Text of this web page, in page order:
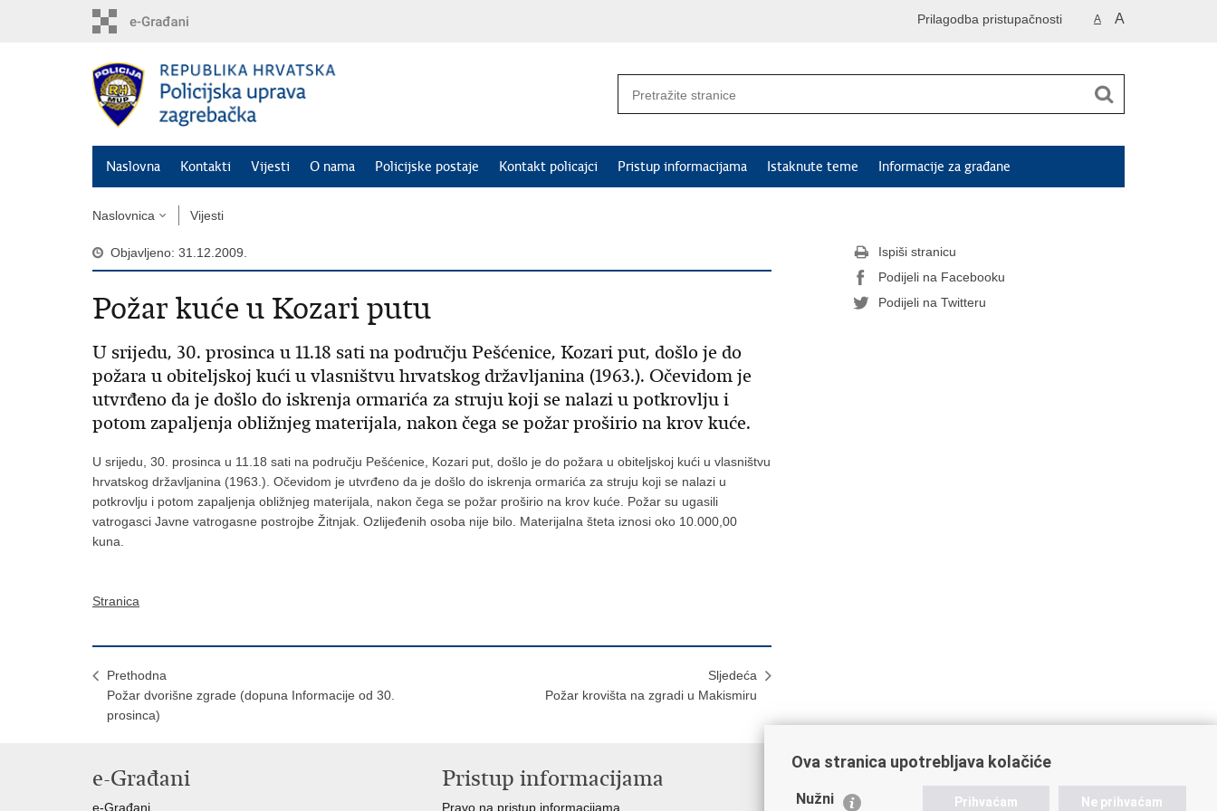
A A
Prilagodba pristupačnosti
Naslovna Kontakti Vijesti O nama Policijske postaje Kontakt policajci Pristup informacijama Istaknute teme Informacije za građane
Naslovnica Vijesti
Objavljeno: 31.12.2009.
Požar kuće u Kozari putu
U srijedu, 30. prosinca u 11.18 sati na području Pešćenice, Kozari put, došlo je do
požara u obiteljskoj kući u vlasništvu hrvatskog državljanina (1963.). Očevidom je
utvrđeno da je došlo do iskrenja ormarića za struju koji se nalazi u potkrovlju i
potom zapaljenja obližnjeg materijala, nakon čega se požar proširio na krov kuće.
U srijedu, 30. prosinca u 11.18 sati na području Pešćenice, Kozari put, došlo je do požara u obiteljskoj kući u vlasništvu
hrvatskog državljanina (1963.). Očevidom je utvrđeno da je došlo do iskrenja ormarića za struju koji se nalazi u
potkrovlju i potom zapaljenja obližnjeg materijala, nakon čega se požar proširio na krov kuće. Požar su ugasili
vatrogasci Javne vatrogasne postrojbe Žitnjak. Ozlijeđenih osoba nije bilo. Materijalna šteta iznosi oko 10.000,00
kuna.
Stranica
Prethodna
Požar dvorišne zgrade (dopuna Informacije od 30.
prosinca)
Sljedeća
Požar krovišta na zgradi u Makismiru
Ispiši stranicu
Podijeli na Facebooku
Podijeli na Twitteru
e-Građani
e-Građani
Pristup informacijama
Pravo na pristup informacijama
Važne poveznice
Ministarstvo unutarnjih poslova
Ova stranica upotrebljava kolačiće
Nužni Prihvaćam Ne prihvaćam